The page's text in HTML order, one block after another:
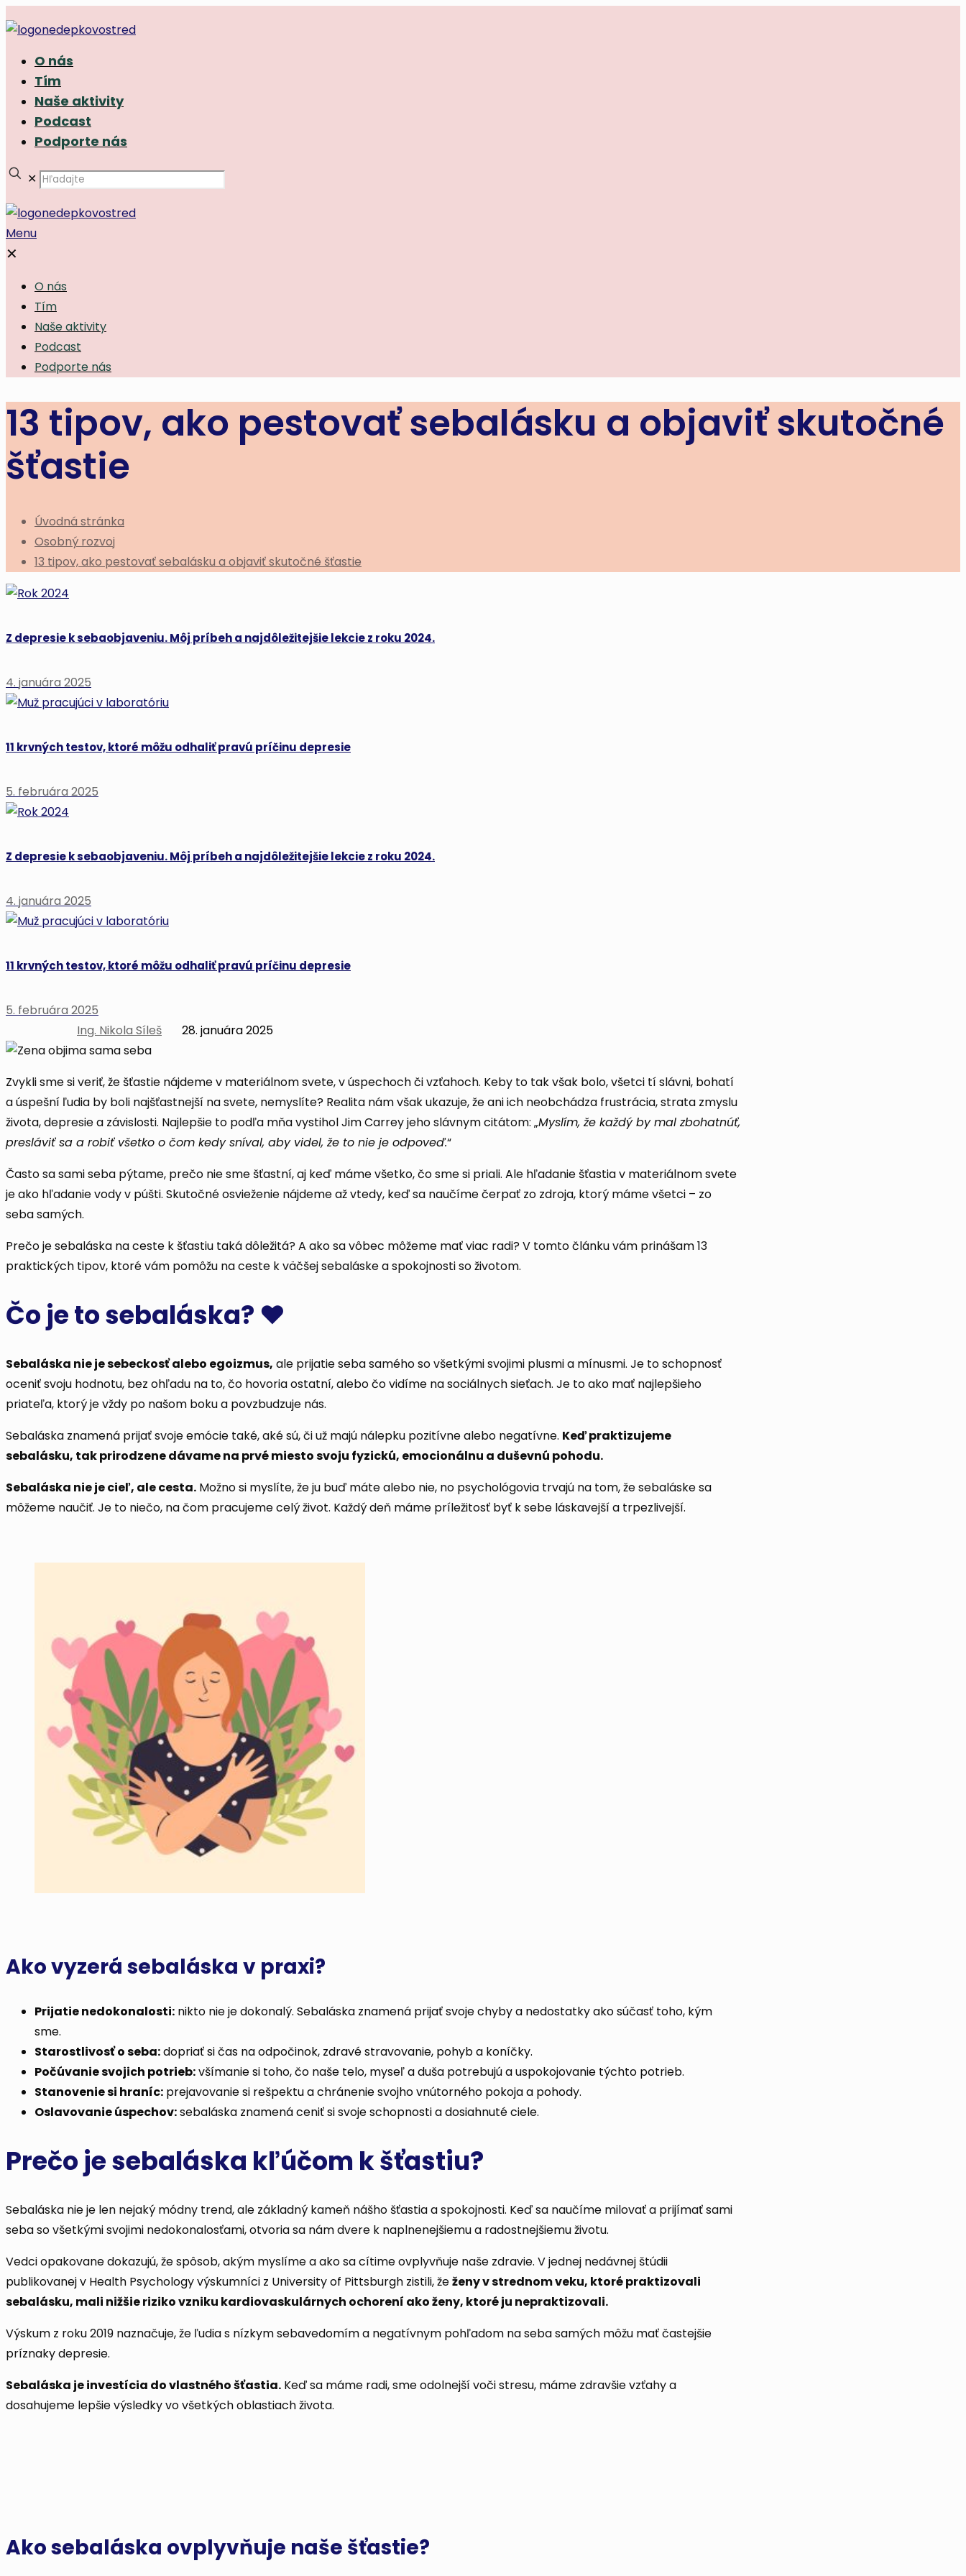
O nás
Tím
Naše aktivity
Podcast
Podporte nás
✕
Menu
✕
O nás
Tím
Naše aktivity
Podcast
Podporte nás
13 tipov, ako pestovať sebalásku a objaviť skutočné
šťastie
Úvodná stránka
Osobný rozvoj
13 tipov, ako pestovať sebalásku a objaviť skutočné šťastie
Z depresie k sebaobjaveniu. Môj príbeh a najdôležitejšie lekcie z roku 2024.
4. januára 2025
11 krvných testov, ktoré môžu odhaliť pravú príčinu depresie
5. februára 2025
Z depresie k sebaobjaveniu. Môj príbeh a najdôležitejšie lekcie z roku 2024.
4. januára 2025
11 krvných testov, ktoré môžu odhaliť pravú príčinu depresie
5. februára 2025
Ing. Nikola Síleš
28. januára 2025
Zvykli sme si veriť, že šťastie nájdeme v materiálnom svete, v úspechoch či vzťahoch. Keby to tak však bolo, všetci tí slávni, bohatí
a úspešní ľudia by boli najšťastnejší na svete, nemyslíte? Realita nám však ukazuje, že ani ich neobchádza frustrácia, strata zmyslu
života, depresie a závislosti. Najlepšie to podľa mňa vystihol Jim Carrey jeho slávnym citátom: „Myslím, že každý by mal zbohatnúť,
presláviť sa a robiť všetko o čom kedy sníval, aby videl, že to nie je odpoveď.“
Často sa sami seba pýtame, prečo nie sme šťastní, aj keď máme všetko, čo sme si priali. Ale hľadanie šťastia v materiálnom svete
je ako hľadanie vody v púšti. Skutočné osvieženie nájdeme až vtedy, keď sa naučíme čerpať zo zdroja, ktorý máme všetci – zo
seba samých.
Prečo je sebaláska na ceste k šťastiu taká dôležitá? A ako sa vôbec môžeme mať viac radi? V tomto článku vám prinášam 13
praktických tipov, ktoré vám pomôžu na ceste k väčšej sebaláske a spokojnosti so životom.
Čo je to sebaláska? ❤️
Sebaláska nie je sebeckosť alebo egoizmus, ale prijatie seba samého so všetkými svojimi plusmi a mínusmi. Je to schopnosť
oceniť svoju hodnotu, bez ohľadu na to, čo hovoria ostatní, alebo čo vidíme na sociálnych sieťach. Je to ako mať najlepšieho
priateľa, ktorý je vždy po našom boku a povzbudzuje nás.
Sebaláska znamená prijať svoje emócie také, aké sú, či už majú nálepku pozitívne alebo negatívne. Keď praktizujeme
sebalásku, tak prirodzene dávame na prvé miesto svoju fyzickú, emocionálnu a duševnú pohodu.
Sebaláska nie je cieľ, ale cesta. Možno si myslíte, že ju buď máte alebo nie, no psychológovia trvajú na tom, že sebaláske sa
môžeme naučiť. Je to niečo, na čom pracujeme celý život. Každý deň máme príležitosť byť k sebe láskavejší a trpezlivejší.
Ako vyzerá sebaláska v praxi?
Prijatie nedokonalosti: nikto nie je dokonalý. Sebaláska znamená prijať svoje chyby a nedostatky ako súčasť toho, kým
sme.
Starostlivosť o seba:dopriať si čas na odpočinok, zdravé stravovanie, pohyb a koníčky.
Počúvanie svojich potrieb:všímanie si toho, čo naše telo, myseľ a duša potrebujú a uspokojovanie týchto potrieb.
Stanovenie si hraníc: prejavovanie si rešpektu a chránenie svojho vnútorného pokoja a pohody.
Oslavovanie úspechov:sebaláska znamená ceniť si svoje schopnosti a dosiahnuté ciele.
Prečo je sebaláska kľúčom k šťastiu?
Sebaláska nie je len nejaký módny trend, ale základný kameň nášho šťastia a spokojnosti. Keď sa naučíme milovať a prijímať sami
seba so všetkými svojimi nedokonalosťami, otvoria sa nám dvere k naplnenejšiemu a radostnejšiemu životu.
Vedci opakovane dokazujú, že spôsob, akým myslíme a ako sa cítime ovplyvňuje naše zdravie. V jednej nedávnej štúdii
publikovanej v Health Psychology výskumníci z University of Pittsburgh zistili, žeženy v strednom veku, ktoré praktizovali
sebalásku, mali nižšie riziko vzniku kardiovaskulárnych ochorení ako ženy, ktoré ju nepraktizovali.
Výskum z roku 2019 naznačuje, že ľudia s nízkym sebavedomím a negatívnym pohľadom na seba samých môžu mať častejšie
príznaky depresie.
Sebaláska je investícia do vlastného šťastia. Keď sa máme radi, sme odolnejší voči stresu, máme zdravšie vzťahy a
dosahujeme lepšie výsledky vo všetkých oblastiach života.
Ako sebaláska ovplyvňuje naše šťastie?